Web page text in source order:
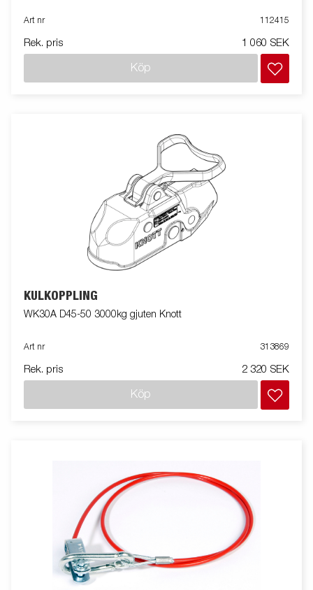
Art nr 112415
Rek. pris 1 060 SEK
Köp
KULKOPPLING
WK30A D45-50 3000kg gjuten Knott
Art nr 313869
Rek. pris 2 320 SEK
Köp